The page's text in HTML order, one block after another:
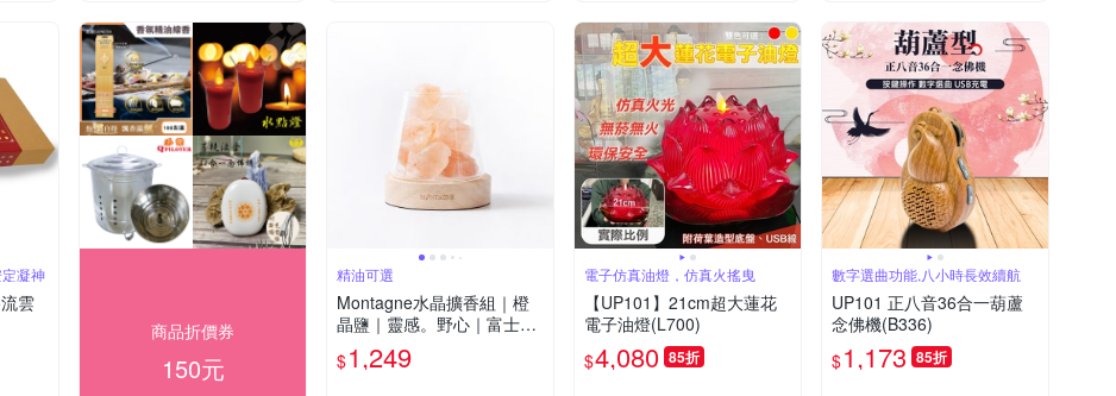
凝神
雲
商品折價券
150元
精油可選
Montagne水晶擴香組｜橙
晶鹽｜靈感。野心｜富士山
水晶擴香組 精油可選
$1,249
電子仿真油燈，仿真火搖曳
【UP101】21cm超大蓮花
電子油燈(L700)
$4,080 85折
數字選曲功能,八小時長效續航
UP101 正八音36合一葫蘆
念佛機(B336)
$1,173 85折